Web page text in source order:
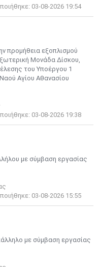
03-08-2026 19:54
προμήθεια εξοπλισμού
Μονάδα Δίσκου,
του Υποέργου 1
Αγίου Αθανασίου
03-08-2026 19:38
με σύμβαση εργασίας
03-08-2026 15:55
με σύμβαση εργασίας